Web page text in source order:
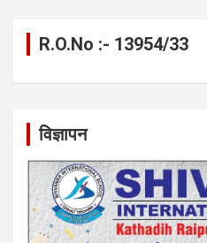
R.O.No :- 13954/33
विज्ञापन